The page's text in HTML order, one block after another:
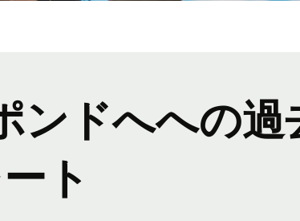
ンドへへの過
ト